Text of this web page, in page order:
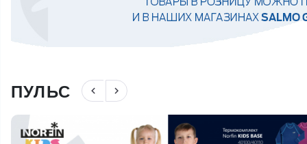
ПУЛЬС navigate_before navigate_next